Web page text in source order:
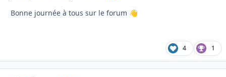
Bonne journée à tous sur le forum 👋
4 1